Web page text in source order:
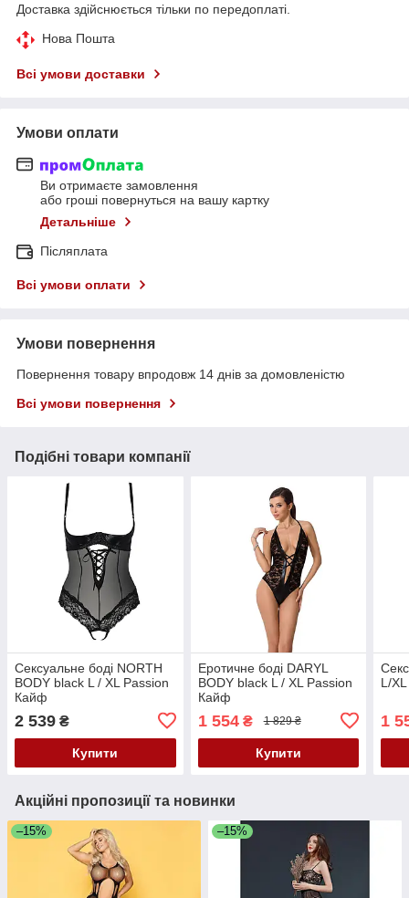
Доставка здійснюється тільки по передоплаті.
Нова Пошта
Всі умови доставки
Умови оплати
Ви отримаєте замовлення
або гроші повернуться на вашу картку
Детальніше
Післяплата
Всі умови оплати
Умови повернення
Повернення товару впродовж 14 днів за домовленістю
Всі умови повернення
Подібні товари компанії
Сексуальне боді NORTH
BODY black L / XL Passion
Кайф
2 539 ₴
Купити
Еротичне боді DARYL
BODY black L / XL Passion
Кайф
1 554₴ 1 829 ₴
Купити
L/
1
Акційні пропозиції та новинки
–15% –15%